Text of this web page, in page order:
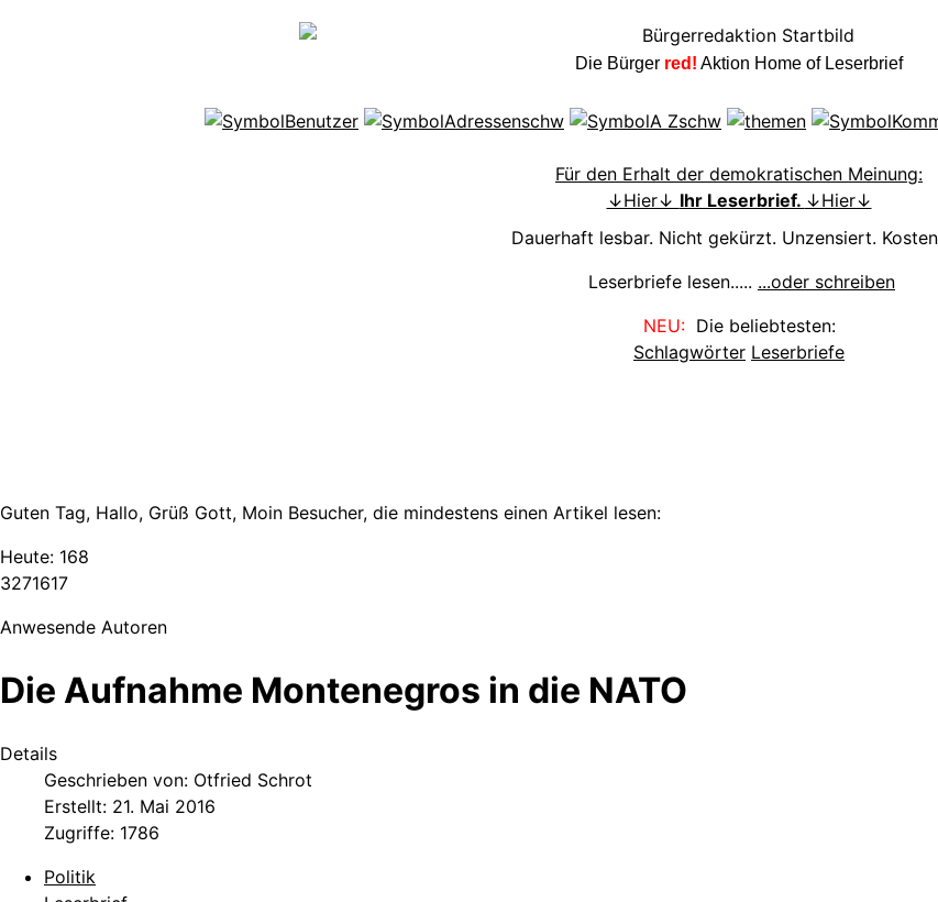
Die Bürger red! Aktion Home of Leserbrief
Für den Erhalt der demokratischen Meinung:
↓Hier↓ Ihr Leserbrief. ↓Hier↓
Dauerhaft lesbar. Nicht gekürzt. Unzensiert.
Leserbriefe lesen..... ...oder schreiben
NEU:Die beliebtesten:
Schlagwörter Leserbriefe
Guten Tag, Hallo, Grüß Gott, Moin Besucher, die mindestens einen Artikel lesen:
Heute: 168
3271617
Anwesende Autoren
Die Aufnahme Montenegros in die NATO
Details
Geschrieben von: Otfried Schrot
Erstellt: 21. Mai 2016
Zugriffe: 1786
Politik